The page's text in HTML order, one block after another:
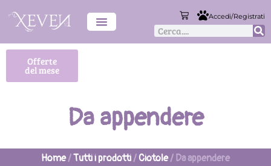
Accedi/Registrati
Offerte
del mese
Da appendere
Home/Tutti i prodotti / Ciotole/ Da appendere